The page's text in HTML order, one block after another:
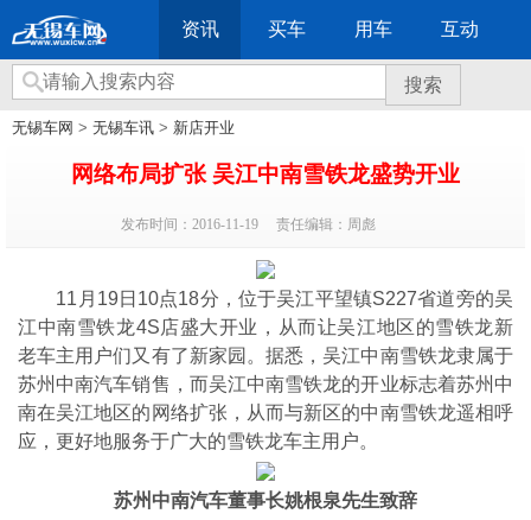
资讯 买车 用车 互动
搜索
无锡车网 > 无锡车讯 > 新店开业
网络布局扩张 吴江中南雪铁龙盛势开业
发布时间：2016-11-19 责任编辑：周彪
11月19日10点18分，位于吴江平望镇S227省道旁的吴
江中南雪铁龙4S店盛大开业，从而让吴江地区的雪铁龙新
老车主用户们又有了新家园。据悉，吴江中南雪铁龙隶属于
苏州中南汽车销售，而吴江中南雪铁龙的开业标志着苏州中
南在吴江地区的网络扩张，从而与新区的中南雪铁龙遥相呼
应，更好地服务于广大的雪铁龙车主用户。
苏州中南汽车董事长姚根泉先生致辞